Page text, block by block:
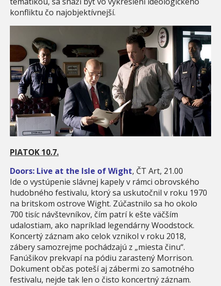
konfliktu čo najobjektívnejší.
PIATOK 10.7.
Doors: Live at the Isle of Wight, ČT Art, 21.00
Ide o vystúpenie slávnej kapely v rámci obrovského
hudobného festivalu, ktorý sa uskutočnil v roku 1970
na britskom ostrove Wight. Zúčastnilo sa ho okolo
700 tisíc návštevníkov, čím patrí k ešte väčším
udalostiam, ako napríklad legendárny Woodstock.
Koncertý záznam ako celok vznikol v roku 2018,
zábery samozrejme pochádzajú z „miesta činu“.
Fanúšikov prekvapí na pódiu zarastený Morrison.
Dokument občas poteší aj zábermi zo samotného
festivalu, nejde tak len o čisto koncertný záznam.